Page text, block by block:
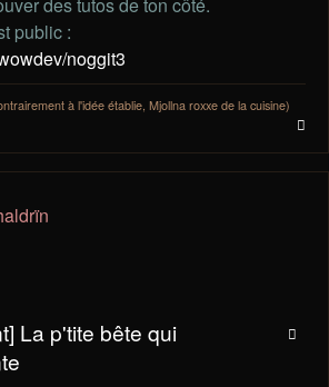
public :
noggit3
à l'idée établie, Mjollna roxxe de la cuisine)
La p'tite bête qui